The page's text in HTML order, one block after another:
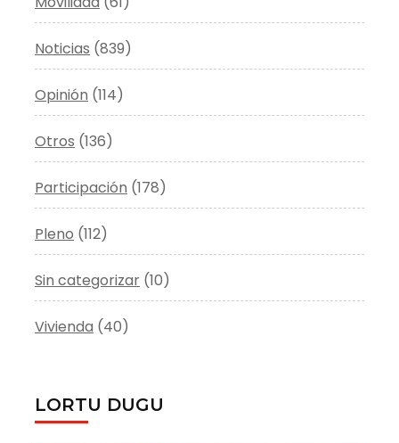
Noticias (839)
Opinión (114)
Otros (136)
Participación (178)
Pleno (112)
Sin categorizar (10)
Vivienda (40)
LORTU DUGU